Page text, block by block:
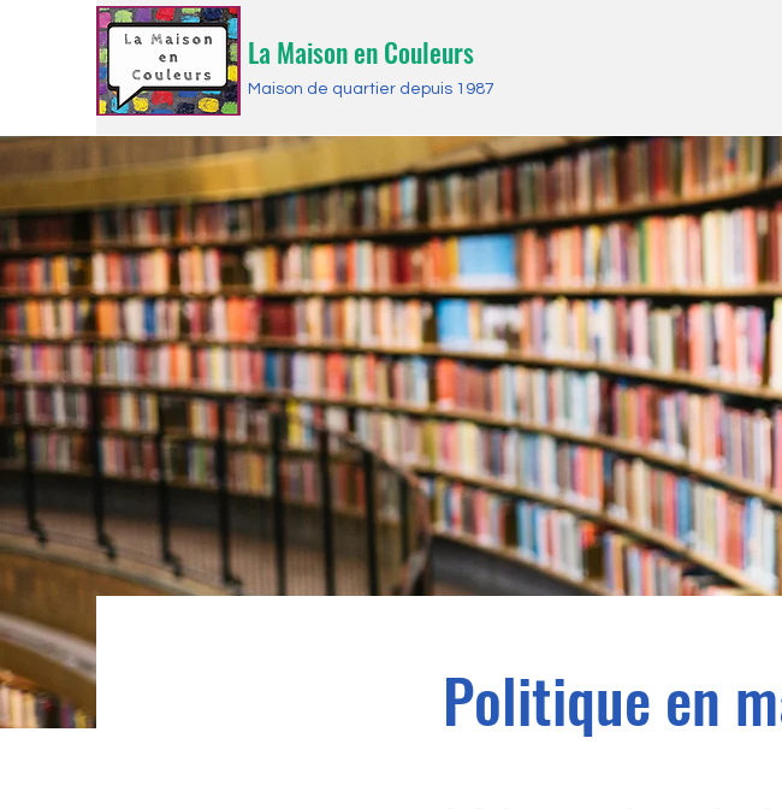
La Maison en Couleurs
Maison de quartier depuis 1987
Politique en